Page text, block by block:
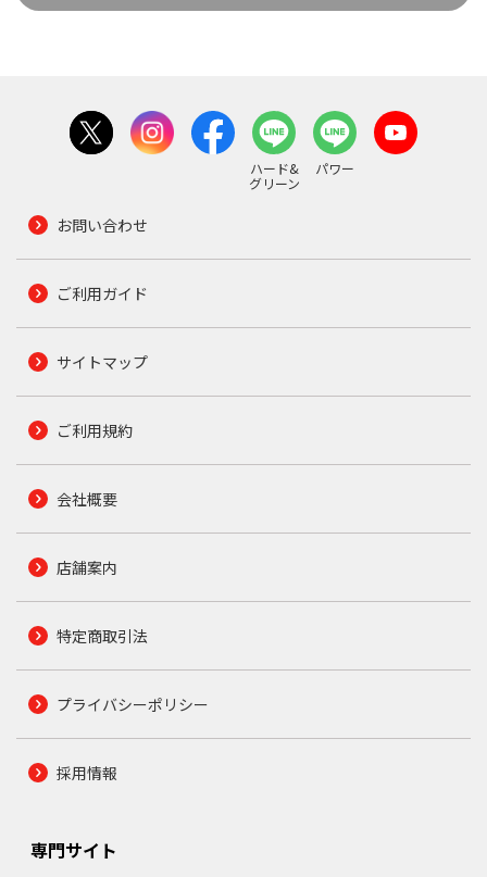
ハード&
グリーン
パワー
お問い合わせ
ご利用ガイド
サイトマップ
ご利用規約
会社概要
店舗案内
特定商取引法
プライバシーポリシー
採用情報
専門サイト